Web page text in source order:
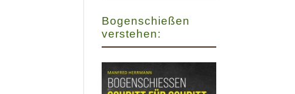
Bogenschießen
verstehen: